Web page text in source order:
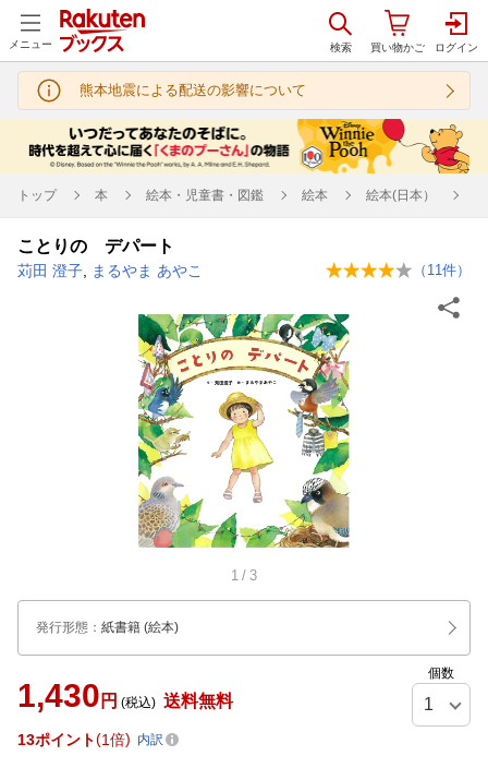
メニュー
熊本地震による配送の影響について
トップ 本 絵本・児童書・図鑑 絵本 絵本(日本）
ことりの デパート
苅田 澄子 まるやま あやこ （ 11 件）
1 / 3
発行形態 ： 紙書籍 (絵本)
1,430 円 (税込) 送料無料
個数
13ポイント 1倍 内訳